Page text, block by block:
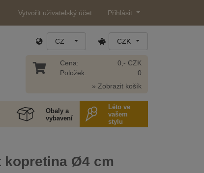
Vytvořit uživatelský účet Přihlásit
CZ CZK
Cena:
Položek:
0,- CZK
0
» Zobrazit košík
Obaly a
vybavení
Léto ve
vašem
stylu
kopretina Ø4 cm